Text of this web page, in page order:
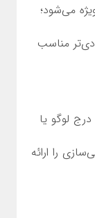
می‌شود؛
مناسب
لوگو یا
را ارائه